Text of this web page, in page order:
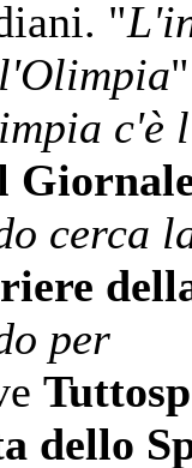
"
c'è
cerca
per
dello